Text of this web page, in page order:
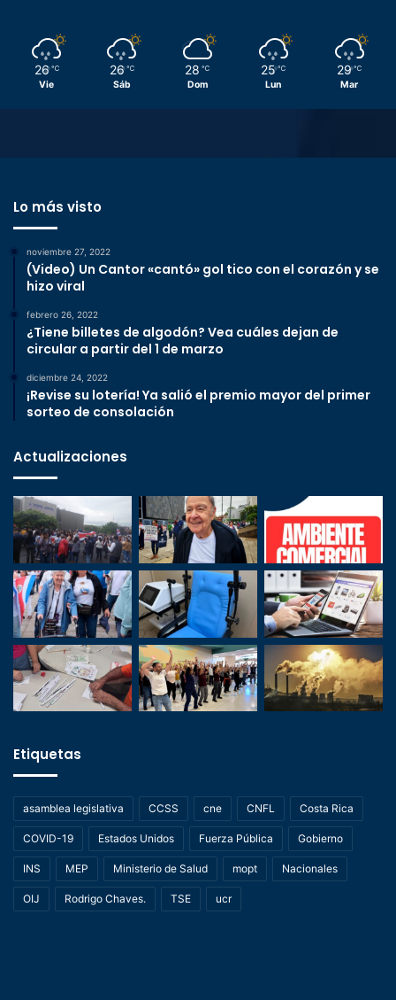
26 ℃
Vie
26 ℃
Sáb
28 ℃
Dom
25 ℃
Lun
29 ℃
Mar
Lo más visto
noviembre 27, 2022
(Video) Un Cantor «cantó» gol tico con el corazón y se
hizo viral
febrero 26, 2022
¿Tiene billetes de algodón? Vea cuáles dejan de
circular a partir del 1 de marzo
diciembre 24, 2022
¡Revise su lotería! Ya salió el premio mayor del primer
sorteo de consolación
Actualizaciones
Etiquetas
asamblea legislativa CCSS cne CNFL Costa Rica
COVID-19 Estados Unidos Fuerza Pública Gobierno
INS MEP Ministerio de Salud mopt Nacionales
OIJ Rodrigo Chaves. TSE ucr